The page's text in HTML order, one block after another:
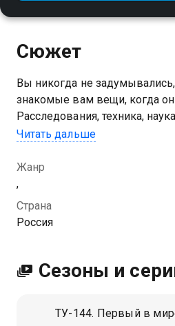
Сюжет
Вы никогда не
знакомые вам вещи, когда
Расследования, техника,
открытия, изобретения - в
Читать дальше
Жанр
,
Страна
Россия
Сезоны и